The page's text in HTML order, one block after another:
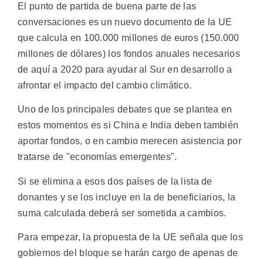
El punto de partida de buena parte de las
conversaciones es un nuevo documento de la UE
que calcula en 100.000 millones de euros (150.000
millones de dólares) los fondos anuales necesarios
de aquí a 2020 para ayudar al Sur en desarrollo a
afrontar el impacto del cambio climático.
Uno de los principales debates que se plantea en
estos momentos es si China e India deben también
aportar fondos, o en cambio merecen asistencia por
tratarse de "economías emergentes".
Si se elimina a esos dos países de la lista de
donantes y se los incluye en la de beneficiarios, la
suma calculada deberá ser sometida a cambios.
Para empezar, la propuesta de la UE señala que los
gobiernos del bloque se harán cargo de apenas de